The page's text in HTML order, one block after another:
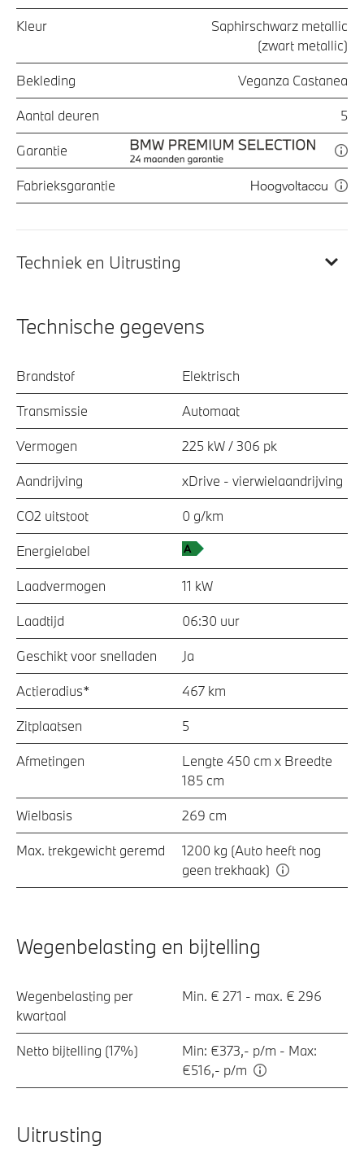
Kleur
Saphirschwarz metallic
(zwart metallic)
Bekleding Veganza Castanea
Aantal deuren 5
Garantie
Fabrieksgarantie Hoogvoltaccu
Techniek en Uitrusting
Technische gegevens
Brandstof Elektrisch
Transmissie Automaat
Vermogen 225 kW / 306 pk
Aandrijving xDrive - vierwielaandrijving
CO2 uitstoot 0 g/km
Energielabel
Laadvermogen 11 kW
Laadtijd 06:30 uur
Geschikt voor snelladen Ja
Actieradius* 467 km
Zitplaatsen 5
Afmetingen
Lengte 450 cm x Breedte
185 cm
Wielbasis 269 cm
Max. trekgewicht geremd
1200 kg (Auto heeft nog
geen trekhaak)
Wegenbelasting en bijtelling
Wegenbelasting per
kwartaal
Min. € 271 - max. € 296
Netto bijtelling (17%)
Min: €373,- p/m - Max:
€516,- p/m
Uitrusting